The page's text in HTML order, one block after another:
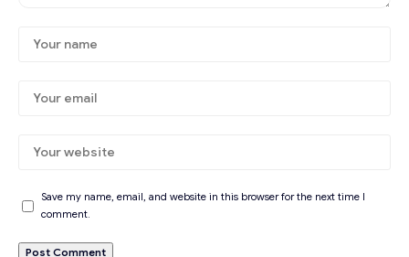
Save my name, email, and website in this browser for the next time I
comment.